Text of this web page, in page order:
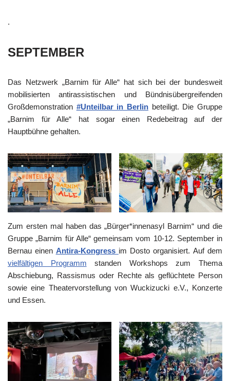
.
SEPTEMBER
Das Netzwerk „Barnim für Alle“ hat sich bei der bundesweit
mobilisierten antirassistischen und Bündnisübergreifenden
Großdemonstration #Unteilbar in Berlin beteiligt. Die Gruppe
„Barnim für Alle“ hat sogar einen Redebeitrag auf der
Hauptbühne gehalten.
Zum ersten mal haben das „Bürger*innenasyl Barnim“ und die
Gruppe „Barnim für Alle“ gemeinsam vom 10-12. September in
Bernau einen Antira-Kongress im Dosto organisiert. Auf dem
vielfältigen Programm standen Workshops zum Thema
Abschiebung, Rassismus oder Rechte als geflüchtete Person
sowie eine Theatervorstellung von Wuckizucki e.V., Konzerte
und Essen.